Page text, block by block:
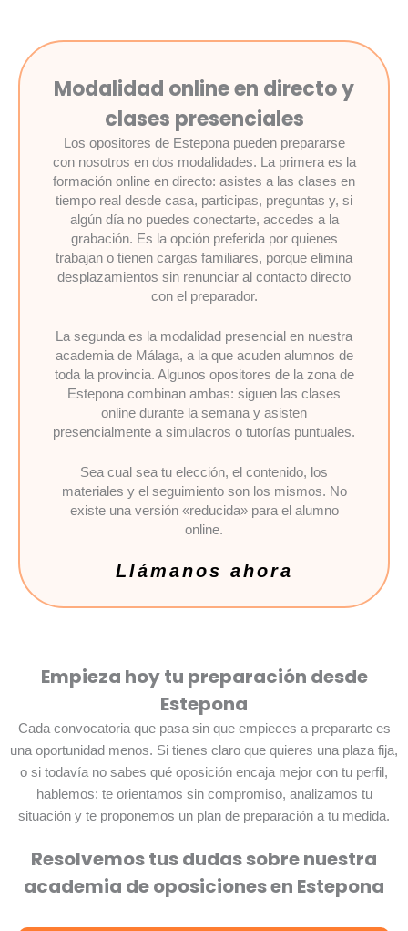
Modalidad online en directo y
clases presenciales
Los opositores de Estepona pueden prepararse
con nosotros en dos modalidades. La primera es la
formación online en directo: asistes a las clases en
tiempo real desde casa, participas, preguntas y, si
algún día no puedes conectarte, accedes a la
grabación. Es la opción preferida por quienes
trabajan o tienen cargas familiares, porque elimina
desplazamientos sin renunciar al contacto directo
con el preparador.
La segunda es la modalidad presencial en nuestra
academia de Málaga, a la que acuden alumnos de
toda la provincia. Algunos opositores de la zona de
Estepona combinan ambas: siguen las clases
online durante la semana y asisten
presencialmente a simulacros o tutorías puntuales.
Sea cual sea tu elección, el contenido, los
materiales y el seguimiento son los mismos. No
existe una versión «reducida» para el alumno
online.
Llámanos ahora
Empieza hoy tu preparación desde
Estepona
Cada convocatoria que pasa sin que empieces a prepararte es
una oportunidad menos. Si tienes claro que quieres una plaza fija,
o si todavía no sabes qué oposición encaja mejor con tu perfil,
hablemos: te orientamos sin compromiso, analizamos tu
situación y te proponemos un plan de preparación a tu medida.
Resolvemos tus dudas sobre nuestra
academia de oposiciones en Estepona